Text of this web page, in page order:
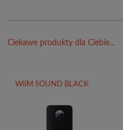
Ciekawe produkty dla Ciebie...
WiiM SOUND BLACK